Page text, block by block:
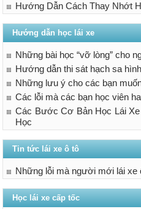
Hướng Dẫn Cách Thay Nhớt
Hướng dẫn học lái xe
Những bài học “vỡ lòng” cho
Hướng dẫn thi sát hạch sa
Những lưu ý cho các bạn
Các lỗi mà các bạn học viên
Các Bước Cơ Bản Học Lái
Học
Tin tức lái xe ô tô
Những lỗi mà người mới lái xe
Học lái xe cấp tốc